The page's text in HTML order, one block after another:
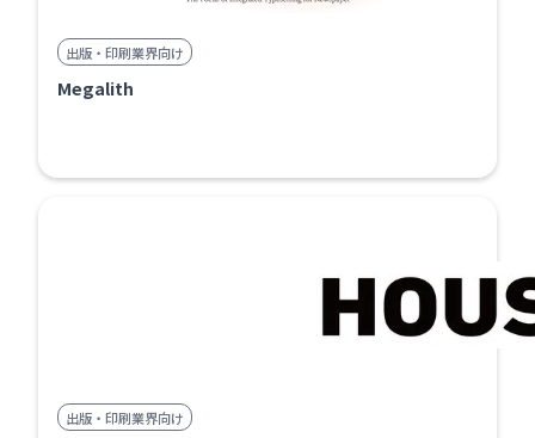
出版・印刷業界向け
Megalith
出版・印刷業界向け